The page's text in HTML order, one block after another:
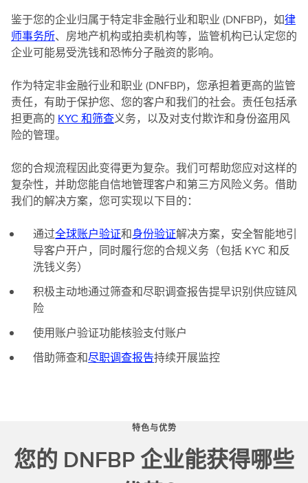
鉴于您的企业归属于特定非金融行业和职业 (DNFBP)，如律
师事务所、房地产机构或拍卖机构等，监管机构已认定您的
企业可能易受洗钱和恐怖分子融资的影响。
作为特定非金融行业和职业 (DNFBP)，您承担着更高的监管
责任，有助于保护您、您的客户和我们的社会。责任包括承
担更高的 KYC 和筛查义务，以及对支付欺诈和身份盗用风
险的管理。
您的合规流程因此变得更为复杂。我们可帮助您应对这样的
复杂性，并助您能自信地管理客户和第三方风险义务。借助
我们的解决方案，您可实现以下目的：
通过全球账户验证和身份验证解决方案，安全智能地引
导客户开户，同时履行您的合规义务（包括 KYC 和反
洗钱义务）
积极主动地通过筛查和尽职调查报告提早识别供应链风
险
使用账户验证功能核验支付账户
借助筛查和尽职调查报告持续开展监控
特色与优势
您的 DNFBP 企业能获得哪些